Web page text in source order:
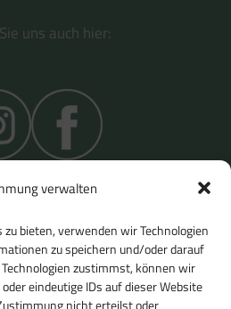
verwalten
bieten, verwenden wir Technologien
zu speichern und/oder darauf
zustimmst, können wir
eindeutige IDs auf dieser Website
nicht erteilst oder
uns auch hier: